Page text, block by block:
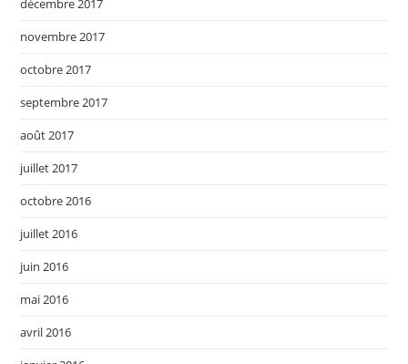
décembre 2017
novembre 2017
octobre 2017
septembre 2017
août 2017
juillet 2017
octobre 2016
juillet 2016
juin 2016
mai 2016
avril 2016